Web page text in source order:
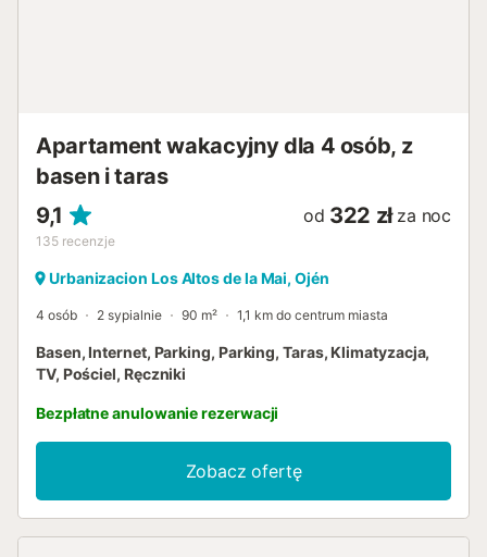
Apartament wakacyjny dla 4 osób, z
basen i taras
9,1
135 recenzje
od 322 zł za noc
Urbanizacion Los Altos de la Mai, Ojén
4 osób 2 sypialnie 90 m² 1,1 km do centrum miasta
Basen, Internet, Parking, Parking, Taras, Klimatyzacja,
TV, Pościel, Ręczniki
Bezpłatne anulowanie rezerwacji
Zobacz ofertę